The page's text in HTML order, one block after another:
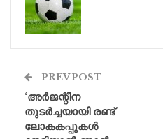
PREV POST
‘അർജന്റീന
തുടർച്ചയായി രണ്ട്
ലോകകപ്പുകൾ